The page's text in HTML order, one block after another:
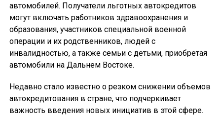
автомобилей. Получатели льготных автокредитов
могут включать работников здравоохранения и
образования, участников специальной военной
операции и их родственников, людей с
инвалидностью, а также семьи с детьми, приобретая
автомобили на Дальнем Востоке.
Недавно стало известно о резком снижении объемов
автокредитования в стране, что подчеркивает
важность введения новых инициатив в этой сфере.